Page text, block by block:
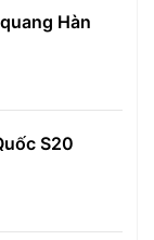
Hàn
S20